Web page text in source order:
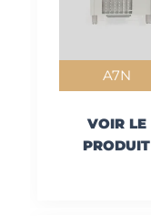
A7N
VOIR LE
PRODUIT